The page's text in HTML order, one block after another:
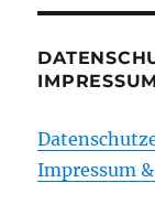
IMPRESSUM
Impressum